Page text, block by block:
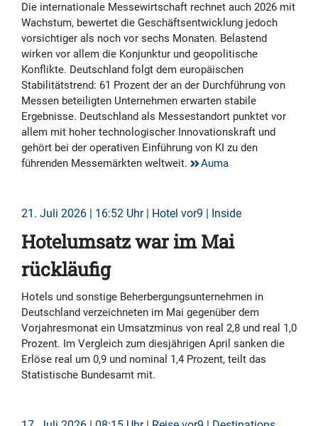
Die internationale Messewirtschaft rechnet auch 2026 mit
Wachstum, bewertet die Geschäftsentwicklung jedoch
vorsichtiger als noch vor sechs Monaten. Belastend
wirken vor allem die Konjunktur und geopolitische
Konflikte. Deutschland folgt dem europäischen
Stabilitätstrend: 61 Prozent der an der Durchführung von
Messen beteiligten Unternehmen erwarten stabile
Ergebnisse. Deutschland als Messestandort punktet vor
allem mit hoher technologischer Innovationskraft und
gehört bei der operativen Einführung von KI zu den
führenden Messemärkten weltweit.
Auma
21. Juli 2026 | 16:52 Uhr | Hotel vor9 | Inside
Hotelumsatz war im Mai
rückläufig
Hotels und sonstige Beherbergungsunternehmen in
Deutschland verzeichneten im Mai gegenüber dem
Vorjahresmonat ein Umsatzminus von real 2,8 und real 1,0
Prozent. Im Vergleich zum diesjährigen April sanken die
Erlöse real um 0,9 und nominal 1,4 Prozent, teilt das
Statistische Bundesamt mit.